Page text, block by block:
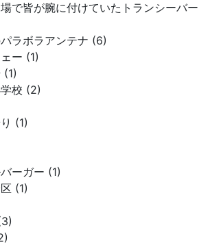
で皆が腕に付けていたトランシーバー
ラボラアンテナ (6)
ー (1)
(1)
校 (2)
(1)
ーガー (1)
(1)